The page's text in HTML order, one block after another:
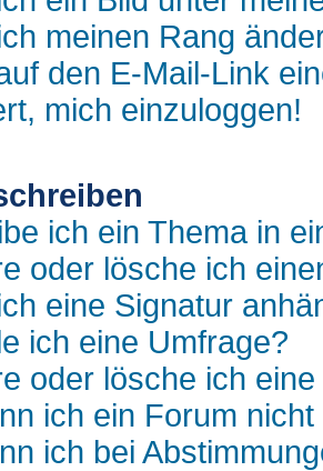
meinen Rang
den E-Mail-Link
mich einzuloggen!
ich ein Thema in
oder lösche ich
eine Signatur
ich eine Umfrage?
oder lösche ich
ich ein Forum
ich bei